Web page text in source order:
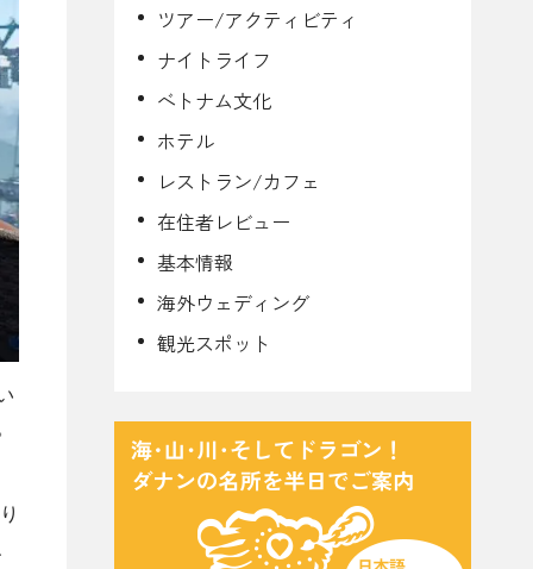
ツアー/アクティビティ
ナイトライフ
ベトナム文化
ホテル
レストラン/カフェ
在住者レビュー
基本情報
海外ウェディング
観光スポット